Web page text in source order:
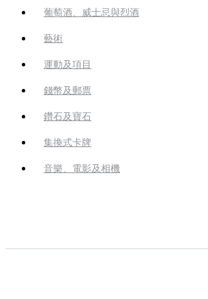
葡萄酒、威士忌與烈酒
藝術
運動及項目
錢幣及郵票
鑽石及寶石
集換式卡牌
音樂、電影及相機